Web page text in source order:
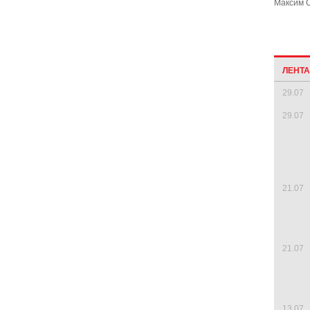
Максим
29.07
29.07
21.07
21.07